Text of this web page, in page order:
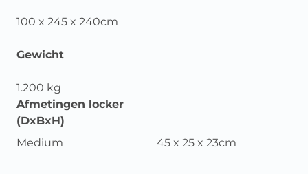
100 x 245 x 240cm
Gewicht
1.200 kg
Afmetingen locker
(DxBxH)
Medium
45 x 25 x 23cm